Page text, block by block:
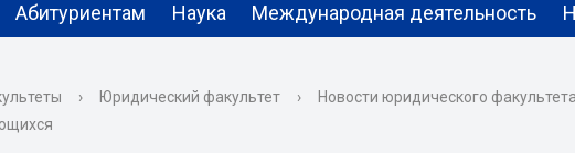
Абитуриентам Наука Международная деятельность
› Юридический факультет › Новости юридического факультета